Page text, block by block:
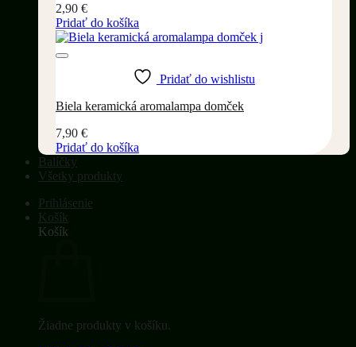
2,90 €
Pridať do košíka
Pridať do wishlistu
Biela keramická aromalampa domček
7,90 €
Pridať do košíka
Balíčky
Všetky produkty
Prihlásenie
Košík
Košík
Žiadne produkty v košíku.